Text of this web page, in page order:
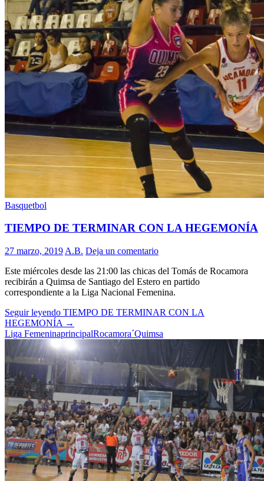
Basquetbol
TIEMPO DE TERMINAR CON LA HEGEMONÍA
27 marzo, 2019 A.B. Deja un comentario
Este miércoles desde las 21:00 las chicas del Tomás de Rocamora
recibirán a Quimsa de Santiago del Estero en partido
correspondiente a la Liga Nacional Femenina.
Seguir leyendo TIEMPO DE TERMINAR CON LA
HEGEMONÍA →
Liga FemeninaprincipalRocamora´Quimsa